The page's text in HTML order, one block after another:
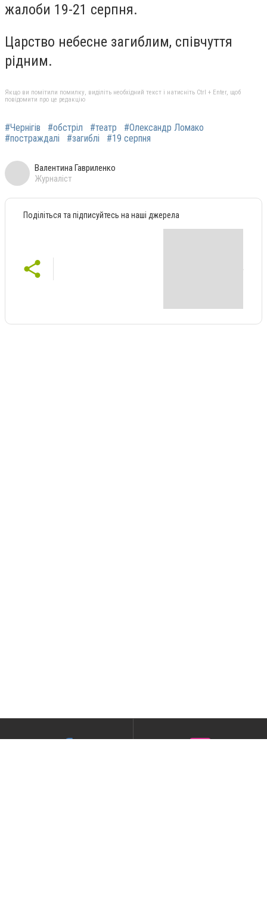
жалоби 19-21 серпня.
Царство небесне загиблим, співчуття
рідним.
Якщо ви помітили помилку, виділіть необхідний текст і натисніть Ctrl + Enter, щоб
повідомити про це редакцію
#Чернігів #обстріл #театр
#Олександр Ломако
#постраждалі
#загиблі #19 серпня
Валентина Гавриленко
Журналіст
Поділіться та підписуйтесь на наші джерела